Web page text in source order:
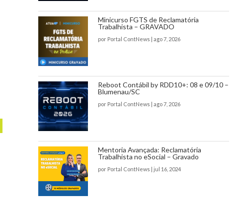
Minicurso FGTS de Reclamatória
Trabalhista – GRAVADO
por Portal ContNews ago 7, 2026
Reboot Contábil by RDD10+: 08 e 09/10 –
Blumenau/SC
por Portal ContNews ago 7, 2026
Mentoria Avançada: Reclamatória
Trabalhista no eSocial – Gravado
por Portal ContNews jul 16, 2024